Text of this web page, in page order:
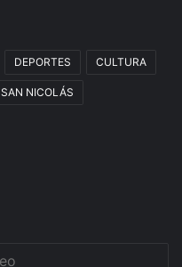
DEPORTES CULTURA
SAN NICOLÁS